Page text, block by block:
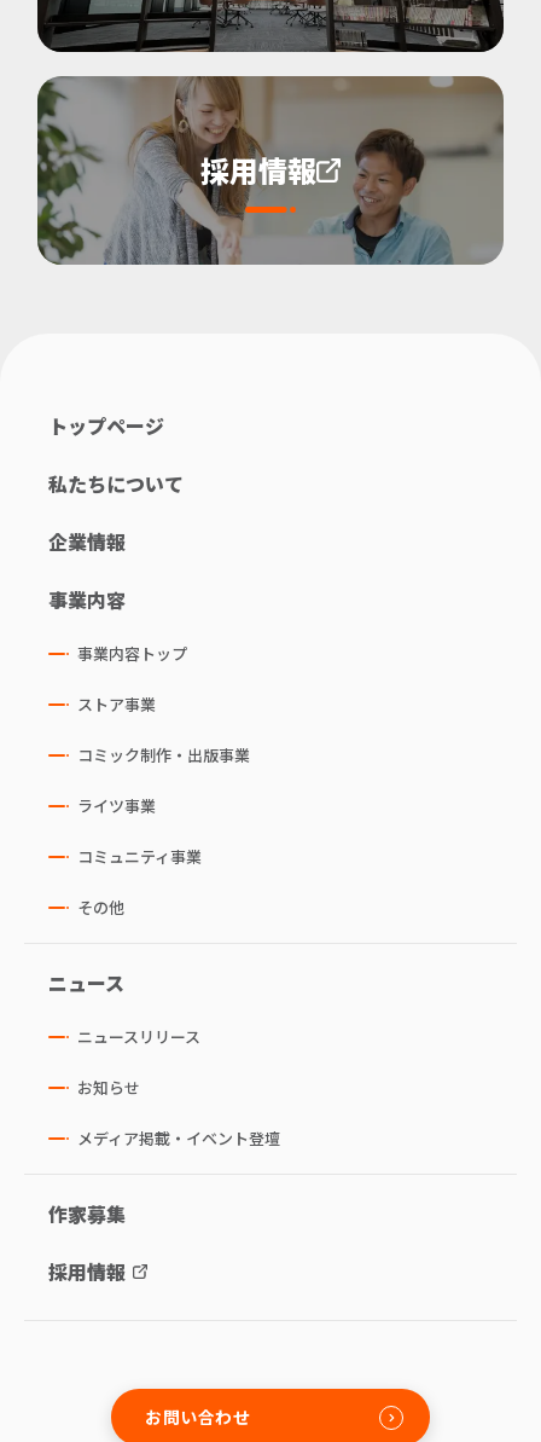
採用情報
トップページ
私たちについて
企業情報
事業内容
事業内容トップ
ストア事業
コミック制作・出版事業
ライツ事業
コミュニティ事業
その他
ニュース
ニュースリリース
お知らせ
メディア掲載・イベント登壇
作家募集
採用情報
お問い合わせ